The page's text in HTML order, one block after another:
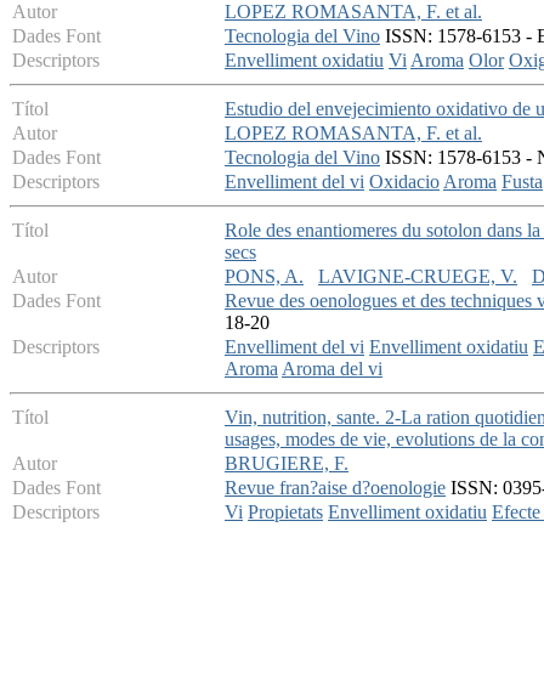
Autor
LOPEZ ROMASANTA, F. et al.
Dades Font
Tecnologia del Vino ISSN: 1578-6153 -
Descriptors
Envelliment oxidatiu ViAroma Olor
Títol
Estudio del envejecimiento oxidativo de
Autor
LOPEZ ROMASANTA, F. et al.
Dades Font
Tecnologia del Vino ISSN: 1578-6153 -
Descriptors
Envelliment del vi OxidacioAroma Fusta
Títol
Role des enantiomeres du sotolon dans
secs
Autor
PONS, A. LAVIGNE-CRUEGE, V.
Dades Font
Revue des oenologues et des
18-20
Descriptors
Envelliment del vi Envelliment oxidatiu
AromaAroma del vi
Títol
Vin, nutrition, sante. 2-La ration
usages, modes de vie, evolutions de la
Autor
BRUGIERE, F.
Dades Font
Revue fran?aise d?oenologie ISSN:
Descriptors
Vi Propietats Envelliment oxidatiu